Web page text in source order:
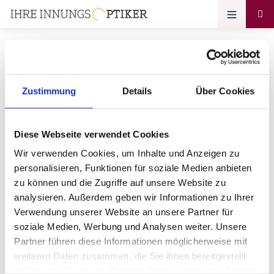
Zustimmung Details Über Cookies
Diese Webseite verwendet Cookies
Wir verwenden Cookies, um Inhalte und Anzeigen zu
personalisieren, Funktionen für soziale Medien anbieten
zu können und die Zugriffe auf unsere Website zu
analysieren. Außerdem geben wir Informationen zu Ihrer
Verwendung unserer Website an unsere Partner für
soziale Medien, Werbung und Analysen weiter. Unsere
Partner führen diese Informationen möglicherweise mit
weiteren Daten zusammen, die Sie ihnen bereitgestellt
Ihr Zugang zum
Glasklar Optik GmbH
Bitte geben Sie Ihr Passwort ein: